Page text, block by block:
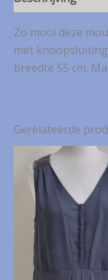
Zo mooi deze
met
breedte 55 cm.
Gerelateerde